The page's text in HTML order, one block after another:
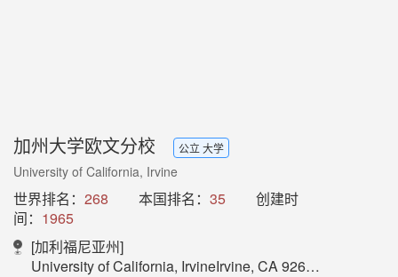
加州大学欧文分校 公立 大学
University of California, Irvine
世界排名： 268 本国排名： 35
创建时
间： 1965
[加利福尼亚州]
University of California, IrvineIrvine, CA 92697